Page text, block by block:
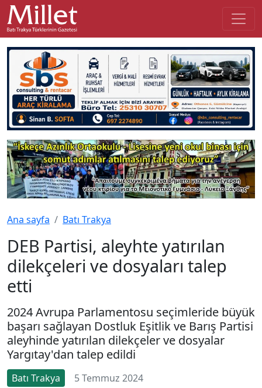
Ana sayfa Batı Trakya
DEB Partisi, aleyhte yatırılan
dilekçeleri ve dosyaları talep
etti
2024 Avrupa Parlamentosu seçimleride büyük
başarı sağlayan Dostluk Eşitlik ve Barış Partisi
aleyhinde yatırılan dilekçeler ve dosyalar
Yargıtay'dan talep edildi
Batı Trakya 5 Temmuz 2024